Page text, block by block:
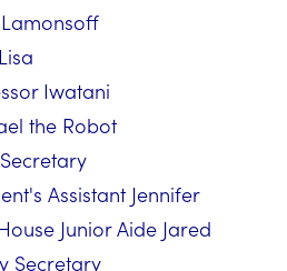
Iwatani
the Robot
Assistant Jennifer
Junior Aide Jared
Secretary